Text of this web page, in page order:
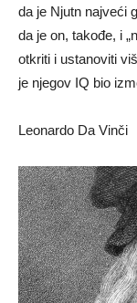
da je Njutn najveći
da je on, takođe, i
otkriti i ustanoviti
je njegov IQ bio
Leonardo Da Vinči